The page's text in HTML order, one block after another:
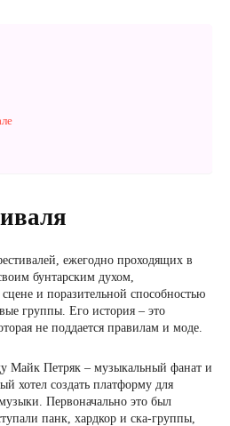
ежегодно проходящих в
бунтарским духом,
и поразительной способностью
группы. Его история – это
не поддается правилам и моде.
Майк Петряк – музыкальный фанат и
хотел создать платформу для
Первоначально это был
панк, хардкор и ска-группы,